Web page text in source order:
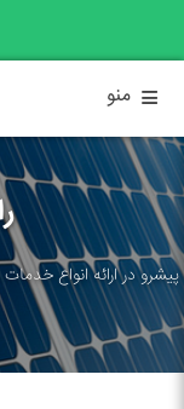
≡ منو
پیشرو در ارائه انواع